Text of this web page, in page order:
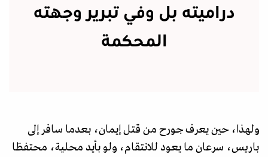
دراميته بل وفي تبرير وجهته
المحكمة
ولهذا، حين يعرف جورح من قتل إيمان، بعدما سافر إلى
باريس، سرعان ما يعود للانتقام، ولو بأيد محلية، محتفظا